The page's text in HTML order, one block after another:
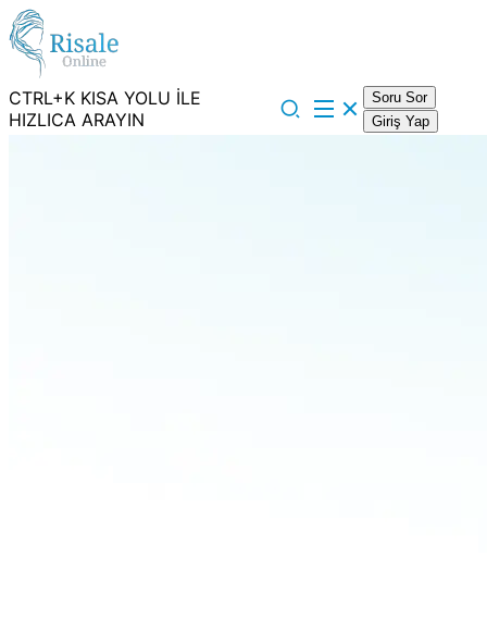
CTRL+K KISA YOLU İLE
HIZLICA ARAYIN
Soru Sor
Giriş Yap